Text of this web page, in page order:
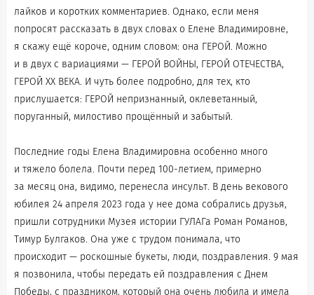
лайков и коротких комментариев. Однако, если меня
попросят рассказать в двух словах о Елене Владимировне,
я скажу ещё короче, одним словом: она ГЕРОЙ. Можно
и в двух с вариациями — ГЕРОЙ ВОЙНЫ, ГЕРОЙ ОТЕЧЕСТВА,
ГЕРОЙ ХХ ВЕКА. И чуть более подробно, для тех, кто
прислушается: ГЕРОЙ непризнанный, оклеветанный,
поруганный, милостиво прощённый и забытый.
Последние годы Елена Владимировна особенно много
и тяжело болела. Почти перед 100-летием, примерно
за месяц она, видимо, перенесла инсульт. В день векового
юбилея 24 апреля 2023 года у нее дома собрались друзья,
пришли сотрудники Музея истории ГУЛАГа Роман Романов,
Тимур Булгаков. Она уже с трудом понимала, что
происходит — роскошные букеты, люди, поздравления. 9 мая
я позвонила, чтобы передать ей поздравления с Днем
Победы, с праздником, который она очень любила и имела